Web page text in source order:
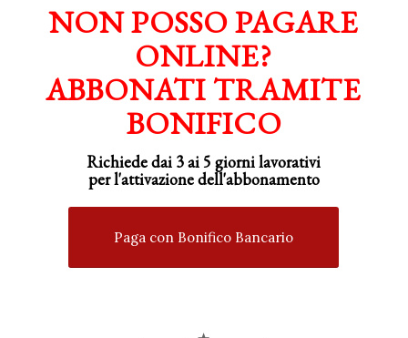
NON POSSO PAGARE
ONLINE?
ABBONATI TRAMITE
BONIFICO
Richiede dai 3 ai 5 giorni lavorativi
perl'attivazionedell'abbonamento
Paga con Bonifico Bancario